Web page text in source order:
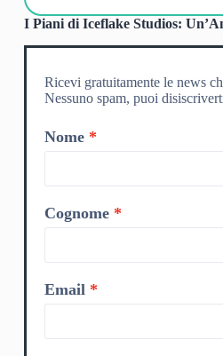
I Piani di Iceflake Studios:
Ricevi gratuitamente le news
Nessuno spam, puoi
Nome
Cognome
Email